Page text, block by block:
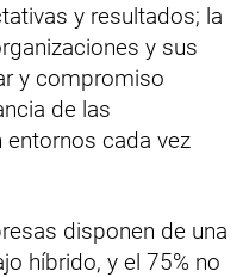
y resultados; la
y sus
y compromiso
de las
cada vez
disponen de una
híbrido, y el 75% no